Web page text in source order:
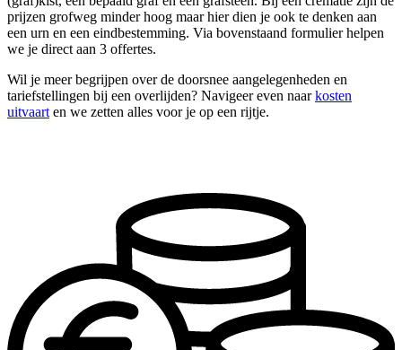
prijzen grofweg minder hoog maar hier dien je ook te denken aan
een urn en een eindbestemming. Via bovenstaand formulier helpen
we je direct aan 3 offertes.
Wil je meer begrijpen over de doorsnee aangelegenheden en
tariefstellingen bij een overlijden? Navigeer even naarkosten
uitvaart en we zetten alles voor je op een rijtje.